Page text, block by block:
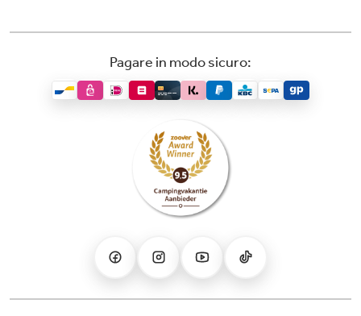
Pagare in modo sicuro: